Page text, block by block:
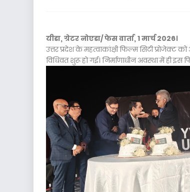
यीडा, ग्रेटर नोएडा/ फेस वार्ता, 1 मार्च 2026।
उत्तर प्रदेश के महत्वाकांक्षी फिल्म सिटी
विधिवत शुरू हो गई। निर्माणाधीन अवस्था में ही